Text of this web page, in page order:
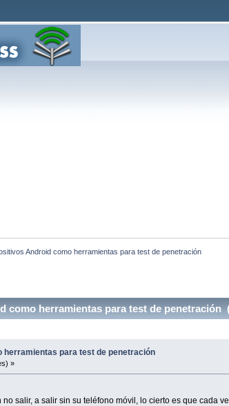
Android como herramientas para test de penetración
como herramientas para test de penetración
para test de penetración
»
salir, a salir sin su teléfono móvil, lo cierto es que cada